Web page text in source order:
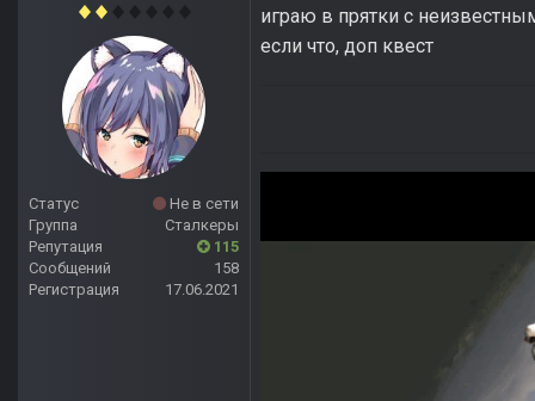
Статус
Не в сети
Группа
Сталкеры
Репутация
115
Сообщений
158
Регистрация
17.06.2021
играю в прятки с
если что, доп квест